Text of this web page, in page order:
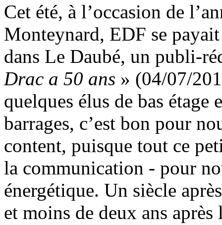
Cet été, à l’occasion de
Monteynard, EDF se
dans Le Daubé, un publi-
Drac a 50 ans » (04/07/
quelques élus de bas étage
barrages, c’est bon pour
content, puisque tout ce
la communication - pour
énergétique. Un siècle
et moins de deux ans